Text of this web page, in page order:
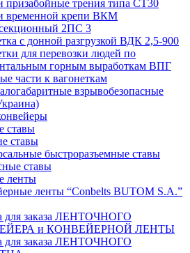
призабойные трения типа CT30
временной крепи ВКМ
2ПС 3
с донной разгрузкой ВДК 2,5-900
для перевозки людей по
горным выработкам ВПГ
части к вагонеткам
взрывобезопасные
ставы
ставы
быстроразъемные ставы
ставы
ленты
ленты “Conbelts BUTOM S.A.”
для заказа ЛЕНТОЧНОГО
и КОНВЕЙЕРНОЙ ЛЕНТЫ
для заказа ЛЕНТОЧНОГО